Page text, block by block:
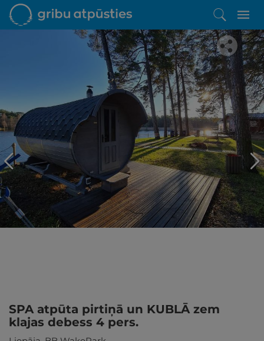
Iepatikās šis piedāvājums?
Līdz brīnišķīgai atpūtai atlikuši tikai daži soļi
PĒRKU
SPA atpūta pirtiņā un KUBLĀ zem
klajas debess 4 pers.